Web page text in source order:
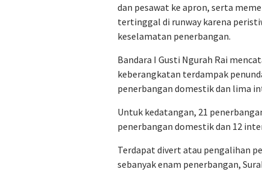
dan pesawat ke apron, serta
tertinggal di runway karena
keselamatan penerbangan.
Bandara I Gusti Ngurah Rai
keberangkatan terdampak
penerbangan domestik dan lima
Untuk kedatangan, 21
penerbangan domestik dan 12
Terdapat divert atau pengalihan
sebanyak enam penerbangan,